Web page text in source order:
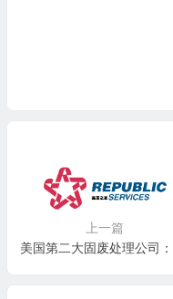
上一篇